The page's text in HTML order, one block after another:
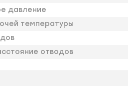
давление
температуры
отводов